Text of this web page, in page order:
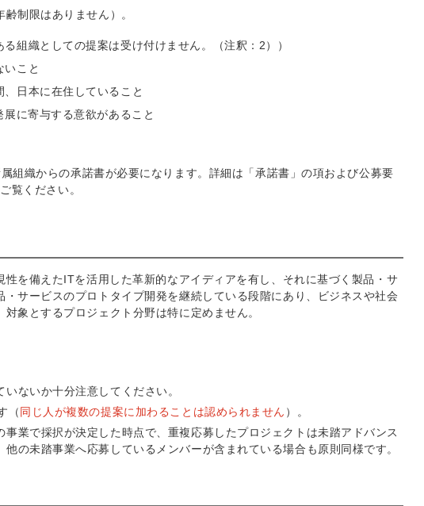
制限はありません）。
組織としての提案は受け付けません。（注釈：2））
いこと
日本に在住していること
に寄与する意欲があること
組織からの承諾書が必要になります。詳細は「承諾書」の項および公募要
覧ください。
を備えたITを活用した革新的なアイディアを有し、それに基づく製品・サ
サービスのプロトタイプ開発を継続している段階にあり、ビジネスや社会
象とするプロジェクト分野は特に定めません。
ないか十分注意してください。
（同じ人が複数の提案に加わることは認められません ）。
業で採択が決定した時点で、重複応募したプロジェクトは未踏アドバンス
の未踏事業へ応募しているメンバーが含まれている場合も原則同様です。